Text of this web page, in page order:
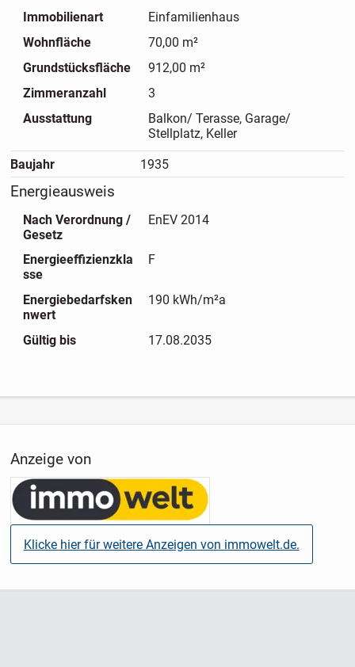
Die überdachte Terrasse lädt auch an regnerischen Tagen
Ein großer, gepflegter Garten vervollständigt das tolle
Angebot.
Bei Interesse vereinbaren Sie gerne einen
Besichtigungstermin mit uns.
Immobilienart
Einfamilienhaus
Wohnfläche
70,00 m²
Grundstücksfläche
912,00 m²
Zimmeranzahl
3
Ausstattung
Balkon/ Terasse, Garage/
Stellplatz, Keller
Baujahr 1935
Energieausweis
Nach Verordnung /
Gesetz
EnEV 2014
Energieeffizienzkla
sse
F
Energiebedarfsken
nwert
190 kWh/m²a
Gültig bis 17.08.2035
Anzeige von
Klicke hier für weitere Anzeigen von immowelt.de.